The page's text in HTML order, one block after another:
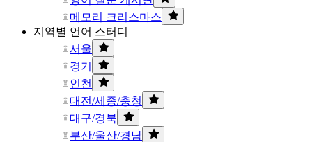
메모리 크리스마스
지역별 언어 스터디
서울
경기
인천
대전/세종/충청
대구/경북
부산/울산/경남